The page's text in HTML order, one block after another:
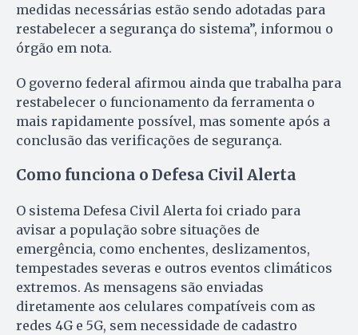
medidas necessárias estão sendo adotadas para
restabelecer a segurança do sistema”, informou o
órgão em nota.
O governo federal afirmou ainda que trabalha para
restabelecer o funcionamento da ferramenta o
mais rapidamente possível, mas somente após a
conclusão das verificações de segurança.
Como funciona o Defesa Civil Alerta
O sistema Defesa Civil Alerta foi criado para
avisar a população sobre situações de
emergência, como enchentes, deslizamentos,
tempestades severas e outros eventos climáticos
extremos. As mensagens são enviadas
diretamente aos celulares compatíveis com as
redes 4G e 5G, sem necessidade de cadastro